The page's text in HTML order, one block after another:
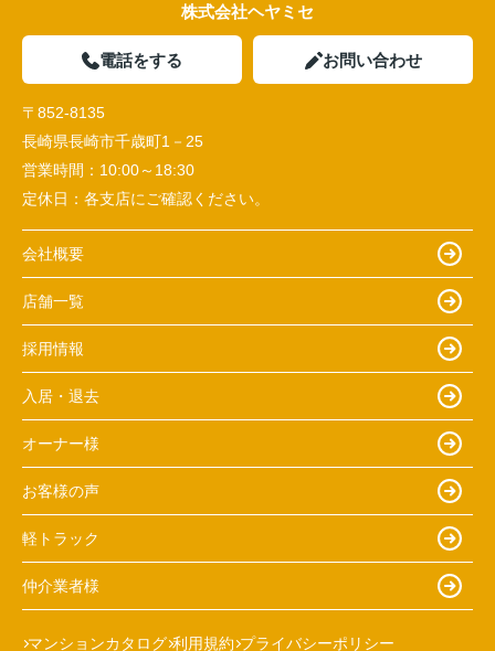
株式会社ヘヤミセ
電話をする お問い合わせ
〒852-8135
長崎県長崎市千歳町1－25
営業時間： 10:00～18:30
定休日： 各支店にご確認ください。
会社概要
店舗一覧
採用情報
入居・退去
オーナー様
お客様の声
軽トラック
仲介業者様
マンションカタログ 利用規約 プライバシーポリシー